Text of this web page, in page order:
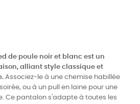
de poule noir et blanc est un
alliant style classique et
Associez-le à une chemise habillée
ou à un pull en laine pour une
Ce pantalon s'adapte à toutes les